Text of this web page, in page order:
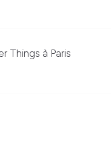
Things à Paris